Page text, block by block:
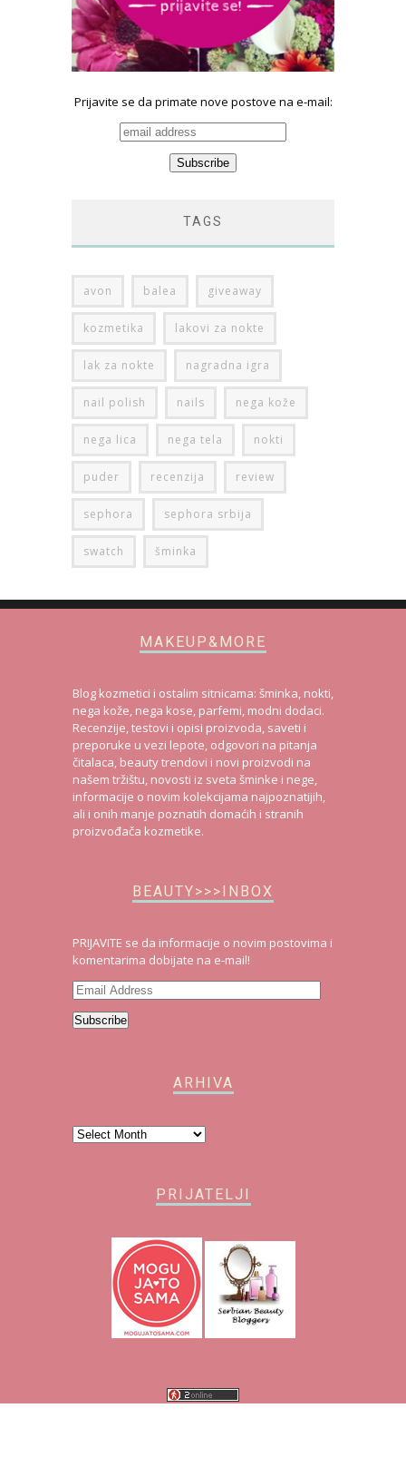
Prijavite se da primate nove postove na e-mail:
TAGS
avon balea giveaway
kozmetika lakovi za nokte
lak za nokte nagradna igra
nail polish nails nega kože
nega lica nega tela nokti
puder recenzija review
sephora sephora srbija
swatch šminka
MAKEUP&MORE
Blog kozmetici i ostalim sitnicama: šminka, nokti,
nega kože, nega kose, parfemi, modni dodaci.
Recenzije, testovi i opisi proizvoda, saveti i
preporuke u vezi lepote, odgovori na pitanja
čitalaca, beauty trendovi i novi proizvodi na
našem tržištu, novosti iz sveta šminke i nege,
informacije o novim kolekcijama najpoznatijih,
ali i onih manje poznatih domaćih i stranih
proizvođača kozmetike.
BEAUTY>>>INBOX
PRIJAVITE se da informacije o novim postovima i
komentarima dobijate na e-mail!
Email
Address
Subscribe
ARHIVA
Arhiva
PRIJATELJI